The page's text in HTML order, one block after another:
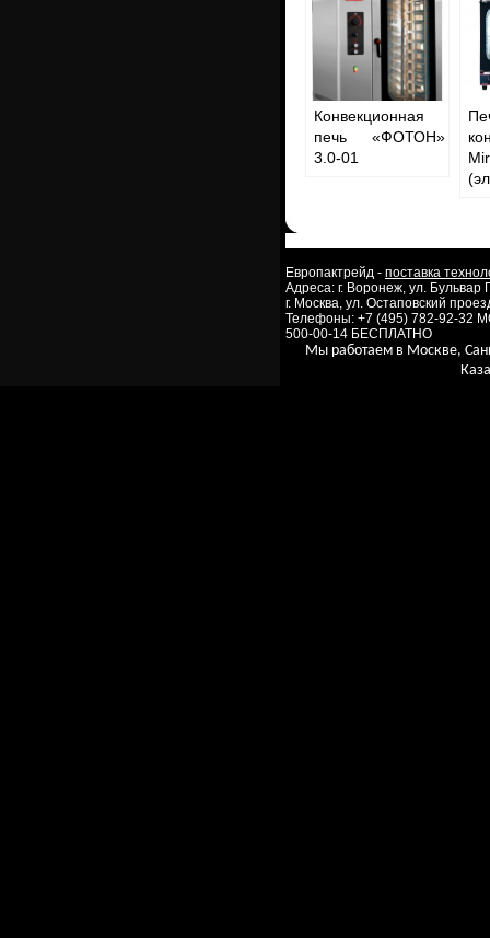
Конвекционная
печь «ФОТОН»
3.0-01
Европактрейд - поставка
Адреса: г. Воронеж, ул.
г. Москва, ул. Остаповский
Телефоны: +7 (495) 782-92-32
500-00-14 БЕСПЛАТНО
Мы работаем в Москве,